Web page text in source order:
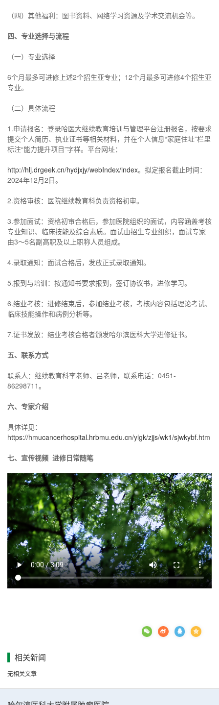
（四）其他福利：图书资料、网络学习资源及学术交流机会等。
四、专业选择与流程
（一）专业选择
6个月最多可进修上述2个招生亚专业；12个月最多可进修4个招生亚
专业。
（二）具体流程
1.申请报名：登录哈医大继续教育培训与管理平台注册报名，按要求
提交个人简历、执业证书等相关材料，并在个人信息“家庭住址”栏里
标注“能力提升项目”字样。平台网址：
http://hlj.drgeek.cn/hydjxjy/webIndex/index。拟定报名截止时间：
2024年12月2日。
2.资格审核：医院继续教育科负责资格初审。
3.参加面试：资格初审合格后，参加医院组织的面试，内容涵盖考核
专业知识、临床技能及综合素质。面试由招生专业组织，面试专家
由3～5名副高职及以上职称人员组成。
4.录取通知：面试合格后，发放正式录取通知。
5.报到与培训：按通知书要求报到，签订协议书，进修学习。
6.结业考核：进修结束后，参加结业考核，考核内容包括理论考试、
临床技能操作和病例分析等。
7.证书发放：结业考核合格者颁发哈尔滨医科大学进修证书。
五、联系方式
联系人：继续教育科李老师、吕老师，联系电话：0451-
86298711。
六、专家介绍
具体详见：
https://hmucancerhospital.hrbmu.edu.cn/ylgk/zjjs/wk1/sjwkybf.htm
七、宣传视频 进修日常随笔
相关新闻
无相关文章